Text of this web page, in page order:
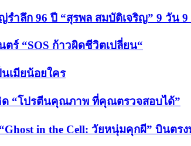
ำลึก 96 ปี “สุรพล สมบัติเจริญ” 9 วัน
ร์ “SOS ก้าวผิดชีวิตเปลี่ยน“
เมียน้อยใคร
ด “โปรตีนคุณภาพ ที่คุณตรวจสอบได้”
in the Cell: วัยหนุ่มคุกผี” บินตร